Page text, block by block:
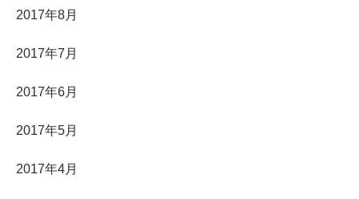
2017年8月
2017年7月
2017年6月
2017年5月
2017年4月